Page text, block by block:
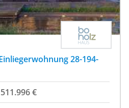
28-194-
€